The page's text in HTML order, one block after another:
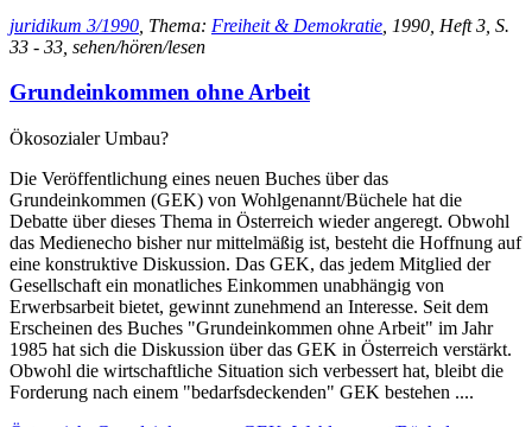
juridikum 3/1990 , Thema: Freiheit & Demokratie , 1990, Heft 3, S.
33 - 33, sehen/hören/lesen
Grundeinkommen ohne Arbeit
Ökosozialer Umbau?
Die Veröffentlichung eines neuen Buches über das
Grundeinkommen (GEK) von Wohlgenannt/Büchele hat die
Debatte über dieses Thema in Österreich wieder angeregt. Obwohl
das Medienecho bisher nur mittelmäßig ist, besteht die Hoffnung auf
eine konstruktive Diskussion. Das GEK, das jedem Mitglied der
Gesellschaft ein monatliches Einkommen unabhängig von
Erwerbsarbeit bietet, gewinnt zunehmend an Interesse. Seit dem
Erscheinen des Buches "Grundeinkommen ohne Arbeit" im Jahr
1985 hat sich die Diskussion über das GEK in Österreich verstärkt.
Obwohl die wirtschaftliche Situation sich verbessert hat, bleibt die
Forderung nach einem "bedarfsdeckenden" GEK bestehen ....